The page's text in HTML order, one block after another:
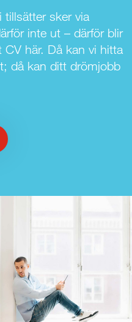
tillsätter sker via
inte ut – därför blir
här. Då kan vi hitta
då kan ditt drömjobb